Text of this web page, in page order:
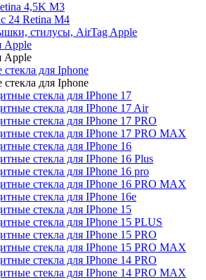
4,5K M3
24 Retina M4
стилусы, AirTag Apple
Apple
Apple
для Iphone
для Iphone
стекла для IPhone 17
стекла для IPhone 17 Air
стекла для IPhone 17 PRO
стекла для IPhone 17 PRO MAX
стекла для IPhone 16
стекла для IPhone 16 Plus
стекла для IPhone 16 pro
стекла для IPhone 16 PRO MAX
стекла для IPhone 16e
стекла для IPhone 15
стекла для IPhone 15 PLUS
стекла для IPhone 15 PRO
стекла для IPhone 15 PRO MAX
стекла для IPhone 14 PRO
стекла для IPhone 14 PRO MAX